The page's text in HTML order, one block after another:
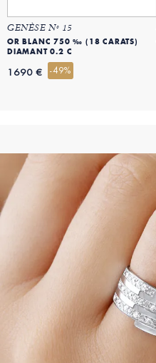
GENÈSE Nº 15
OR BLANC 750 ‰ (18 CARATS)
DIAMANT 0.2 C
1690 € -49%